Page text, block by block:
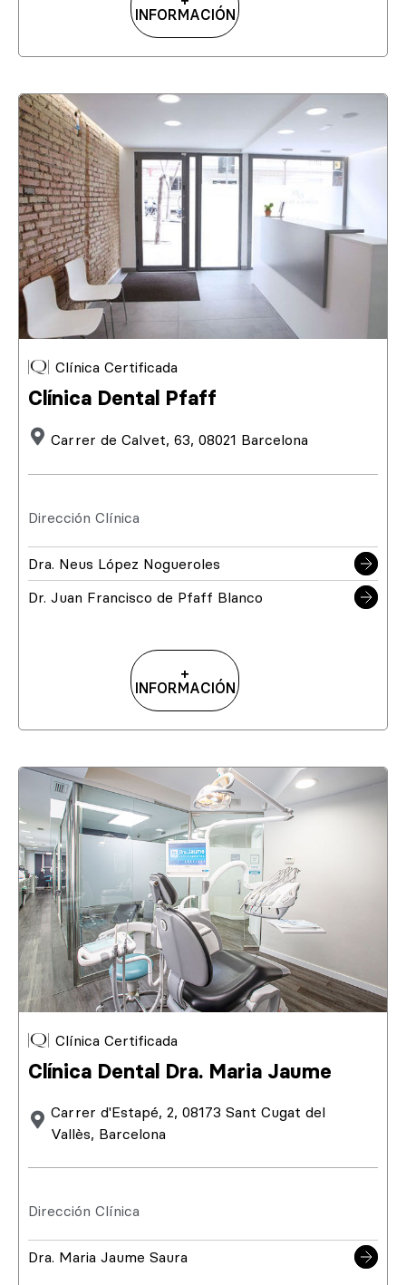
INFORMACIÓN
Clínica Certificada
Clínica Dental Pfaff
Carrer de Calvet, 63, 08021 Barcelona
Dirección Clínica
Dra. Neus López Nogueroles
Dr. Juan Francisco de Pfaff Blanco
+
INFORMACIÓN
Clínica Certificada
Clínica Dental Dra. Maria Jaume
Carrer d'Estapé, 2, 08173 Sant Cugat del
Vallès, Barcelona
Dirección Clínica
Dra. Maria Jaume Saura